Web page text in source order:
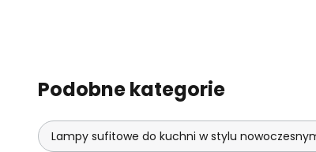
Podobne kategorie
Lampy sufitowe do kuchni w stylu